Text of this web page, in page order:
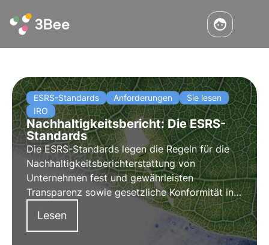
ESRS-Standards Anforderungen
Sie lesen
IRO
Nachhaltigkeitsbericht: Die ESRS-
Standards
Die ESRS-Standards legen die Regeln für die
Nachhaltigkeitsberichterstattung von
Unternehmen fest und gewährleisten
Transparenz sowie gesetzliche Konformität in
allen ESG-Aspekten. Erfahre hier, was sie sind,
wie sie funktionieren und welche
Hauptanforderungen zu beachten sind.
Lesen